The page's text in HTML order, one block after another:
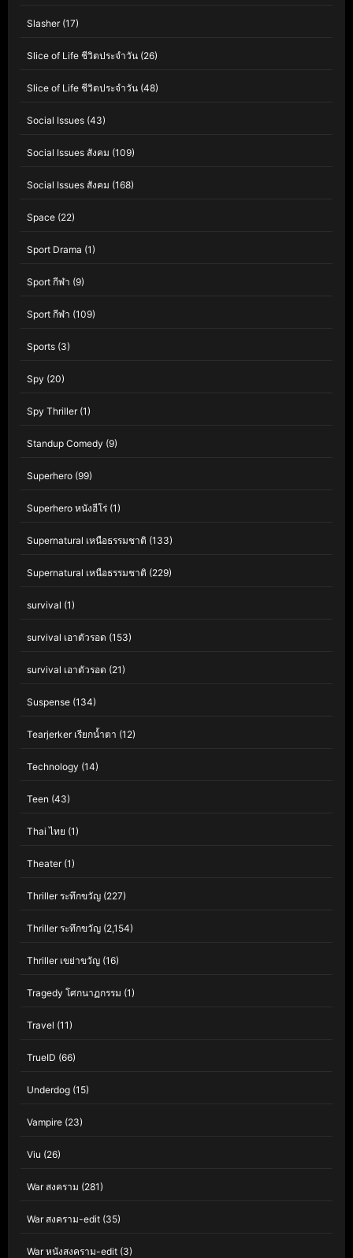
Slasher(17)
Slice of Life ชีวิตประจำวัน (26)
Slice of Life ชีวิตประจำวัน (48)
Social Issues (43)
Social Issues สังคม (109)
Social Issues สังคม (168)
Space (22)
Sport Drama (1)
Sport กีฬา (9)
Sport กีฬา (109)
Sports (3)
Spy (20)
Spy Thriller(1)
Standup Comedy (9)
Superhero (99)
Superhero หนังฮีโร่ (1)
Supernatural เหนือธรรมชาติ (133)
Supernatural เหนือธรรมชาติ (229)
survival (1)
survival เอาตัวรอด (153)
survival เอาตัวรอด (21)
Suspense (134)
Tearjerker เรียกน้ำตา (12)
Technology (14)
Teen (43)
Thai ไทย (1)
Theater(1)
Thriller ระทึกขวัญ (227)
Thriller ระทึกขวัญ (2,154)
Thriller เขย่าขวัญ (16)
Tragedy โศกนาฏกรรม (1)
Travel (11)
TrueID (66)
Underdog (15)
Vampire (23)
Viu (26)
War สงคราม (281)
War สงคราม-edit (35)
War หนังสงคราม-edit (3)